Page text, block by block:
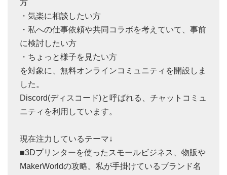
方
・気楽に相談したい方
・私への仕事依頼や共同コラボを考えていて、事前
に検討したい方
・ちょっと様子を見たい方
を対象に、無料オンラインコミュニティを開設しま
した。
Discord(ディスコード)と呼ばれる、チャットコミュ
ニティを利用しています。
現在注力しているテーマ↓
■3Dプリンターを使ったスモールビジネス、物販や
MakerWorldの攻略。私が手掛けているブランド名